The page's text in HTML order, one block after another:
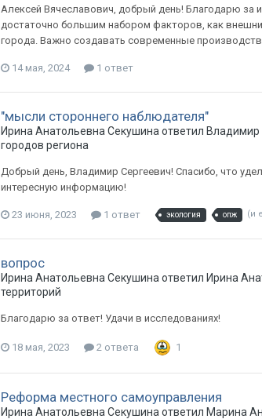
Алексей Вячеславович, добрый день! Благодарю за
достаточно большим набором факторов, как
города. Важно создавать современные
14 мая, 2024 1 ответ
"мысли стороннего наблюдателя"
Ирина Анатольевна Секушина ответил Владимир
городов региона
Добрый день, Владимир Сергеевич! Спасибо, что
интересную информацию!
23 июня, 2023 1 ответ экология опж (и
вопрос
Ирина Анатольевна Секушина ответил Ирина
территорий
Благодарю за ответ! Удачи в исследованиях!
18 мая, 2023 2 ответа 1
Реформа местного самоуправления
Ирина Анатольевна Секушина ответил Марина